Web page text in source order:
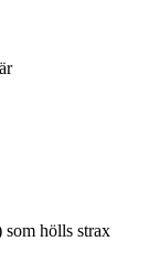
som hölls strax